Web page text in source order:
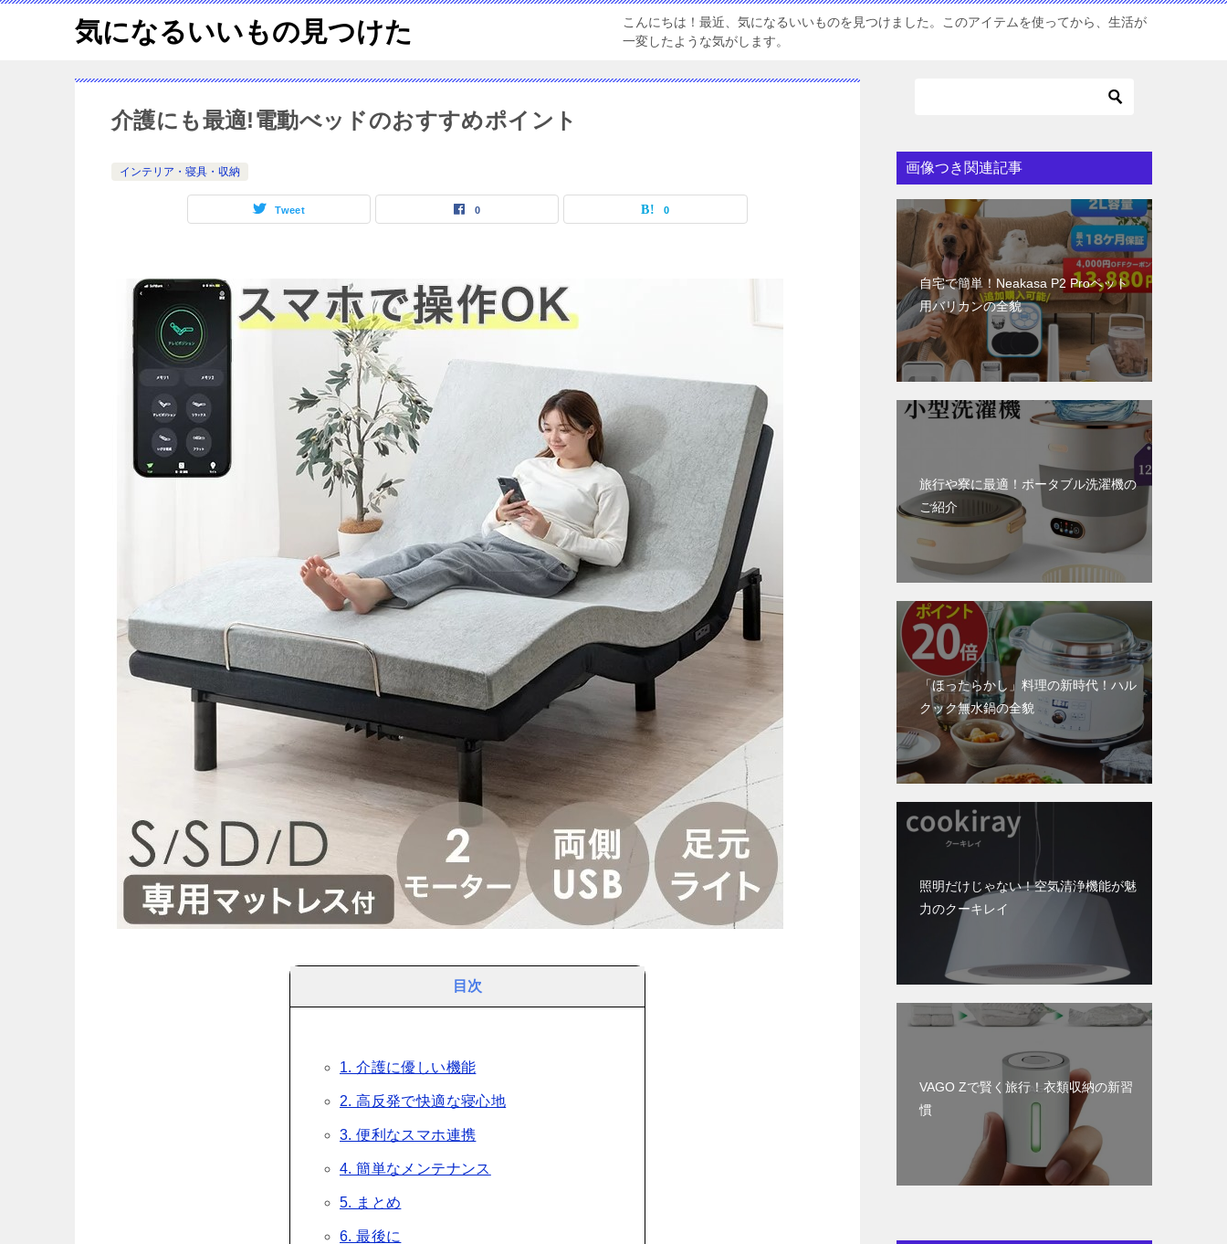
気になるいいもの見つけた
こんにちは！最近、気になるいいものを見つけました。このアイテムを使ってから、生活が
一変したような気がします。
介護にも最適!電動べッドのおすすめポイント
インテリア・寝具・収納
Tweet 0 0
目次
1. 介護に優しい機能
2. 高反発で快適な寝心地
3. 便利なスマホ連携
4. 簡単なメンテナンス
5. まとめ
6. 最後に
画像つき関連記事
自宅で簡単！Neakasa P2 Proペット
用バリカンの全貌
旅行や寮に最適！ポータブル洗濯機の
ご紹介
「ほったらかし」料理の新時代！ハル
クック無水鍋の全貌
照明だけじゃない！空気清浄機能が魅
力のクーキレイ
VAGO Zで賢く旅行！衣類収納の新習
慣